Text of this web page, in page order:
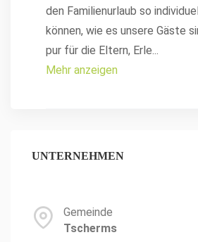
den Familienurlaub so
können, wie es unsere Gäste
pur für die Eltern, Erle...
Mehr anzeigen
UNTERNEHMEN
Gemeinde
Tscherms